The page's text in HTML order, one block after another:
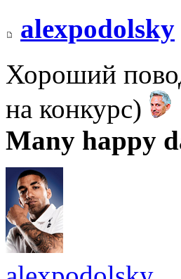
alexpodolsky
Хороший
на конкурс)
Many happy